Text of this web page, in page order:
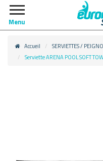
Menu
Accueil SERVIETTES /
Serviette ARENA POOL SOFT